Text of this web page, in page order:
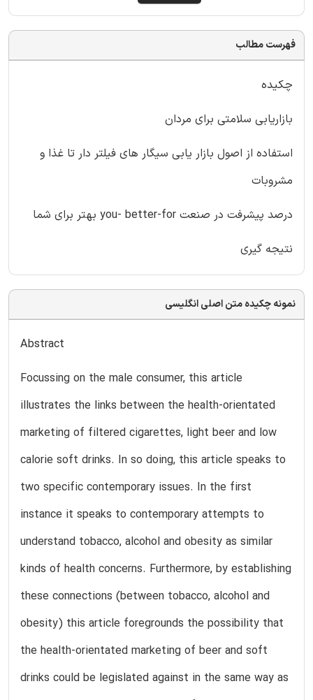
فهرست مطالب
چکیده
بازاریابی سلامتی برای مردان
استفاده از اصول بازار یابی سیگار های فیلتر دار تا غذا و
مشروبات
درصد پیشرفت در صنعت you- better-for بهتر برای شما
نتیجه گیری
نمونه چکیده متن اصلی انگلیسی
Abstract
Focussing on the male consumer, this article
illustrates the links between the health-orientated
marketing of filtered cigarettes, light beer and low
calorie soft drinks. In so doing, this article speaks to
two specific contemporary issues. In the first
instance it speaks to contemporary attempts to
understand tobacco, alcohol and obesity as similar
kinds of health concerns. Furthermore, by establishing
these connections (between tobacco, alcohol and
obesity) this article foregrounds the possibility that
the health-orientated marketing of beer and soft
drinks could be legislated against in the same way as